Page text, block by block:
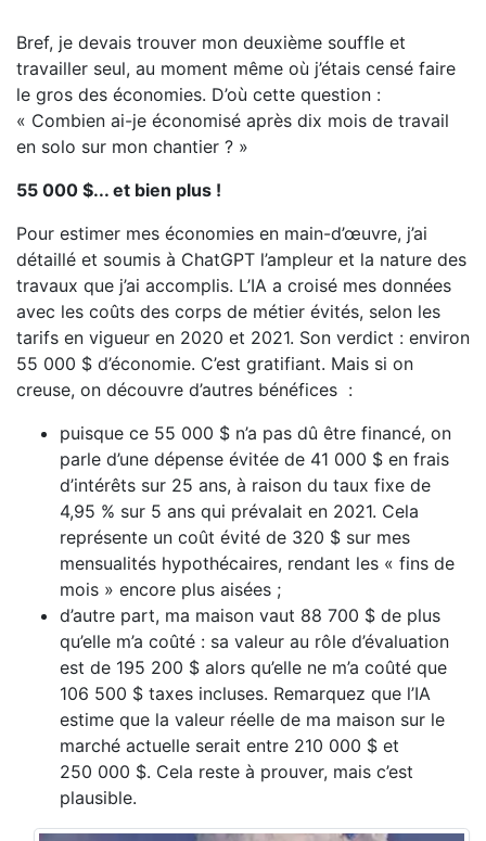
Bref, je devais trouver mon deuxième souffle et
travailler seul, au moment même où j’étais censé faire
le gros des économies. D’où cette question :
« Combien ai-je économisé après dix mois de travail
en solo sur mon chantier ? »
55 000 $... et bien plus !
Pour estimer mes économies en main-d’œuvre, j’ai
détaillé et soumis à ChatGPT l’ampleur et la nature des
travaux que j’ai accomplis. L’IA a croisé mes données
avec les coûts des corps de métier évités, selon les
tarifs en vigueur en 2020 et 2021. Son verdict : environ
55 000 $ d’économie. C’est gratifiant. Mais si on
creuse, on découvre d’autres bénéfices :
puisque ce 55 000 $ n’a pas dû être financé, on
parle d’une dépense évitée de 41 000 $ en frais
d’intérêts sur 25 ans, à raison du taux fixe de
4,95 % sur 5 ans qui prévalait en 2021. Cela
représente un coût évité de 320 $ sur mes
mensualités hypothécaires, rendant les « fins de
mois » encore plus aisées ;
d’autre part, ma maison vaut 88 700 $ de plus
qu’elle m’a coûté : sa valeur au rôle d’évaluation
est de 195 200 $ alors qu’elle ne m’a coûté que
106 500 $ taxes incluses. Remarquez que l’IA
estime que la valeur réelle de ma maison sur le
marché actuelle serait entre 210 000 $ et
250 000 $. Cela reste à prouver, mais c’est
plausible.